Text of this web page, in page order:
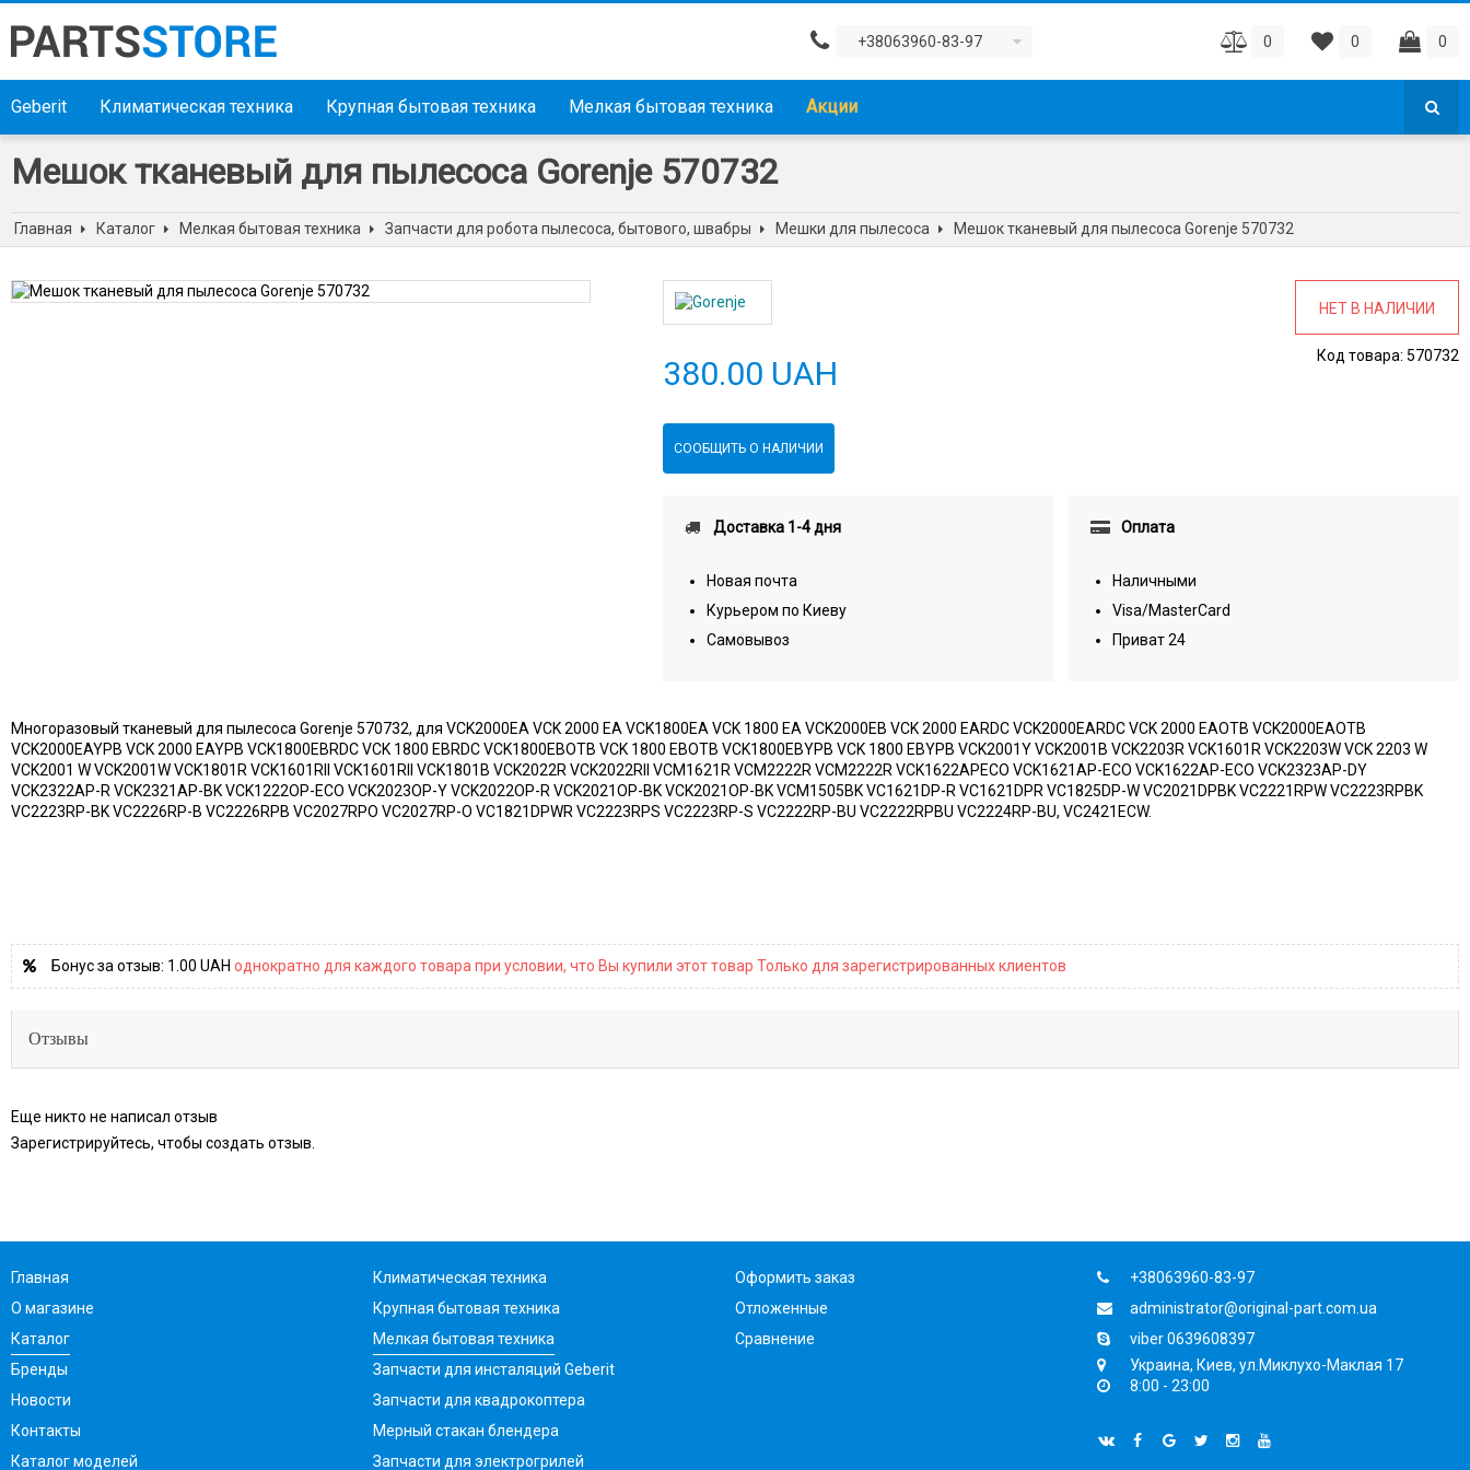
+38063960-83-97 0 0 0
Geberit Климатическая техника Крупная бытовая техника Мелкая бытовая техника Акции
Мешок тканевый для пылесоса Gorenje 570732
Главная Каталог Мелкая бытовая техника Запчасти для робота пылесоса, бытового, швабры Мешки для пылесоса Мешок тканевый для пылесоса Gorenje 570732
НЕТ В НАЛИЧИИ
Код товара: 570732
380.00 UAH
СООБЩИТЬ О НАЛИЧИИ
Доставка 1-4 дня
Новая почта
Курьером по Киеву
Самовывоз
Оплата
Наличными
Visa/MasterCard
Приват 24
Многоразовый тканевый для пылесоса Gorenje 570732, для VCK2000EA VCK 2000 EA VCK1800EA VCK 1800 EA VCK2000EB VCK 2000 EARDC VCK2000EARDC VCK 2000 EAOTB VCK2000EAOTB
VCK2000EAYPB VCK 2000 EAYPB VCK1800EBRDC VCK 1800 EBRDC VCK1800EBOTB VCK 1800 EBOTB VCK1800EBYPB VCK 1800 EBYPB VCK2001Y VCK2001B VCK2203R VCK1601R VCK2203W VCK 2203 W
VCK2001 W VCK2001W VCK1801R VCK1601RII VCK1601RII VCK1801B VCK2022R VCK2022RII VCM1621R VCM2222R VCM2222R VCK1622APECO VCK1621AP-ECO VCK1622AP-ECO VCK2323AP-DY
VCK2322AP-R VCK2321AP-BK VCK1222OP-ECO VCK2023OP-Y VCK2022OP-R VCK2021OP-BK VCK2021OP-BK VCM1505BK VC1621DP-R VC1621DPR VC1825DP-W VC2021DPBK VC2221RPW VC2223RPBK
VC2223RP-BK VC2226RP-B VC2226RPB VC2027RPO VC2027RP-O VC1821DPWR VC2223RPS VC2223RP-S VC2222RP-BU VC2222RPBU VC2224RP-BU, VC2421ECW.
Бонус за отзыв: 1.00 UAH однократно для каждого товара при условии, что Вы купили этот товар Только для зарегистрированных клиентов
Отзывы
Еще никто не написал отзыв
Зарегистрируйтесь, чтобы создать отзыв.
Главная
О магазине
Каталог
Бренды
Новости
Контакты
Каталог моделей
Климатическая техника
Крупная бытовая техника
Мелкая бытовая техника
Запчасти для инсталяций Geberit
Запчасти для квадрокоптера
Мерный стакан блендера
Запчасти для электрогрилей
Оформить заказ
Отложенные
Сравнение
+38063960-83-97
administrator@original-part.com.ua
viber 0639608397
Украина, Киев, ул.Миклухо-Маклая 17
8:00 - 23:00